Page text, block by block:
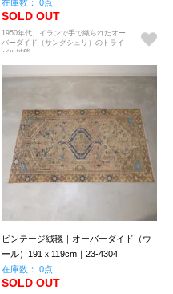
在庫数： 0点
SOLD OUT
1950年代、イランで手で織られたオー
バーダイド（サングシュリ）のトライ
バル絨毯。
ビンテージ絨毯｜オーバーダイド（ウ
ール）191ｘ119cm｜23-4304
在庫数： 0点
SOLD OUT